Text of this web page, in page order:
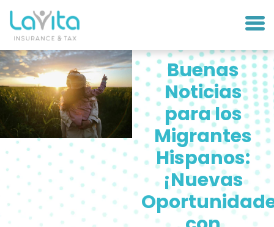
Buenas
Noticias
para los
Migrantes
Hispanos:
¡Nuevas